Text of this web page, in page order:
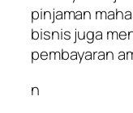
pinjaman
bisnis juga
pembayaran
n